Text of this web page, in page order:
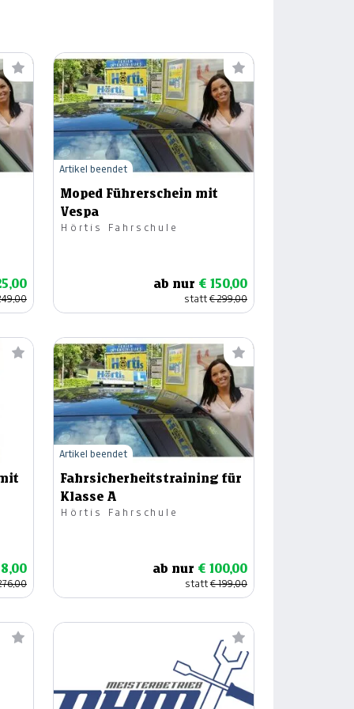
--- € 0,00
--- € 0,00
--- € 0,00
--- € 0,00
€ 0,00
€ 0,00
--- € 0,00
--- € 0,00
€ 0,00
€ 0,00
€ 0,00
--- € 0,00
€ 0,00
--- € 0,00
---
€ 0,00
€ 0,00
Moped Führerschein mit
Vespa
Hörtis Fahrschule
ab nur € 150,00
statt€ 299,00
Artikel beendet
Fahrsicherheitstraining für
Klasse A
Hörtis Fahrschule
ab nur € 100,00
statt€ 199,00
Artikel beendet